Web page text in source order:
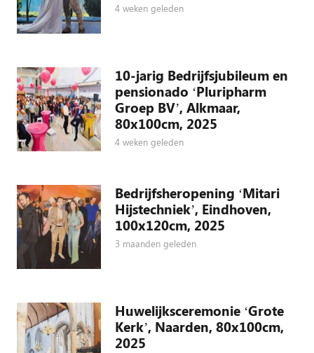
4 weken geleden
10-jarig Bedrijfsjubileum en
pensionado ‘Pluripharm
Groep BV’, Alkmaar,
80x100cm, 2025
4 weken geleden
Bedrijfsheropening ‘Mitari
Hijstechniek’, Eindhoven,
100x120cm, 2025
3 maanden geleden
Huwelijksceremonie ‘Grote
Kerk’, Naarden, 80x100cm,
2025